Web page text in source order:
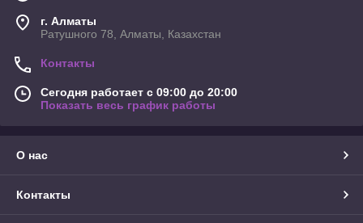
г. Алматы
Ратушного 78, Алматы, Казахстан
Контакты
Сегодня работает с 09:00 до 20:00
Показать весь график работы
О нас
Контакты